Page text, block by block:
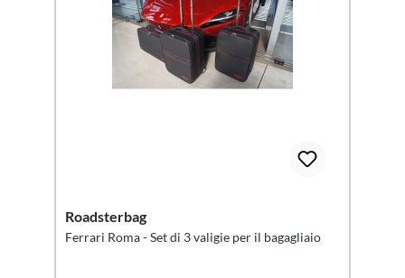
Roadsterbag
Ferrari Roma - Set di 3 valigie per il bagagliaio